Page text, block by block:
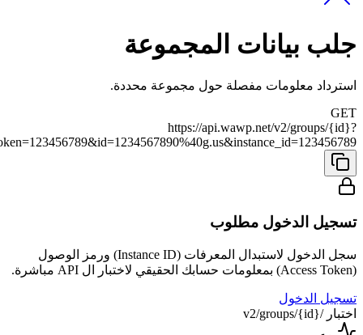
جلب بيانات المجموعة
استرداد معلومات مفصلة حول مجموعة محددة.
GET
https://api.wawp.net/v2/groups/{id}?
تسجيل الدخول مطلوب
سجل الدخول لاستبدال المعرفات (Instance ID) ورمز الوصول
(Access Token) بمعلومات حسابك الحقيقي لاختبار ال API مباشرة.
تسجيل الدخول
اختبار /v2/groups/{id}